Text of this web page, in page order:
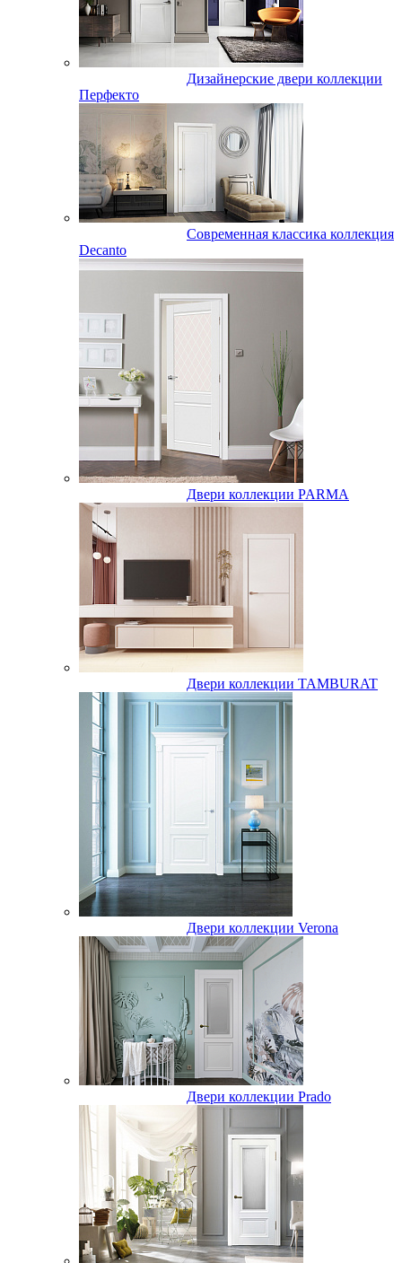
Дизайнерские двери коллекции
Перфекто
Современная классика коллекция
Decanto
Двери коллекции PARMA
Двери коллекции TAMBURAT
Двери коллекции Verona
Двери коллекции Prado